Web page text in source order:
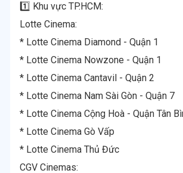
1️⃣ Khu vực TP.HCM:
Lotte Cinema:
* Lotte Cinema Diamond - Quận 1
* Lotte Cinema Nowzone - Quận 1
* Lotte Cinema Cantavil - Quận 2
* Lotte Cinema Nam Sài Gòn - Quận 7
* Lotte Cinema Cộng Hoà - Quận Tân
* Lotte Cinema Gò Vấp
* Lotte Cinema Thủ Đức
CGV Cinemas: